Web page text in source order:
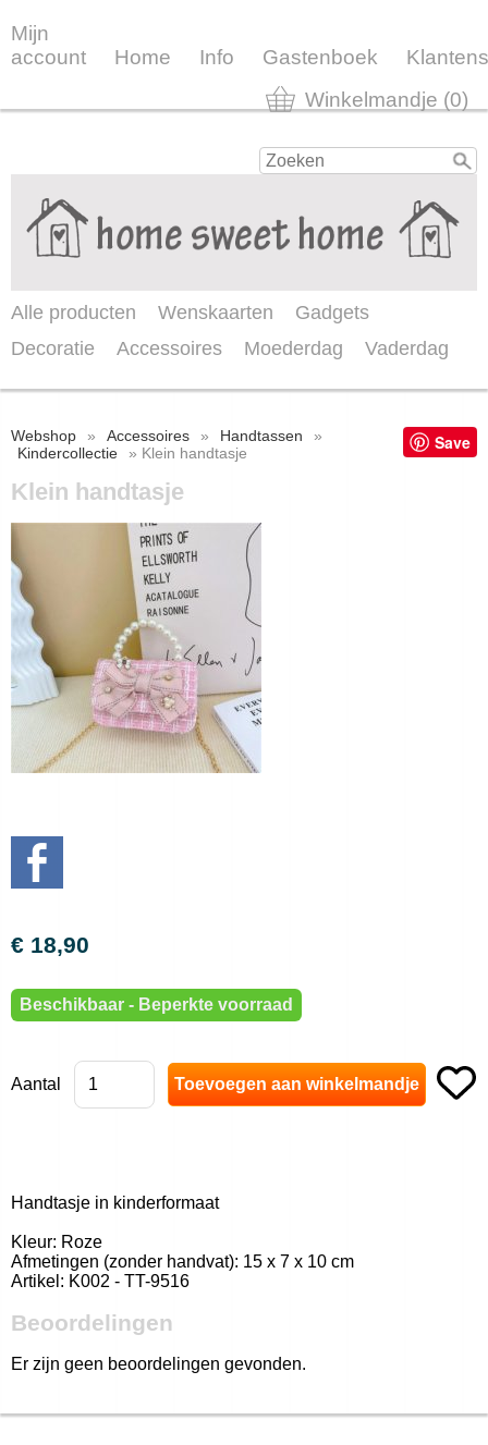
Mijn
account
Home Info Gastenboek
Winkelmandje (0)
Alle producten Wenskaarten
Gadgets
Decoratie
Accessoires Moederdag Vaderdag
Save
Webshop » Accessoires » Handtassen
»
Kindercollectie
» Klein handtasje
Klein handtasje
€ 18,90
Beschikbaar - Beperkte voorraad
Aantal
Handtasje in kinderformaat
Kleur: Roze
Afmetingen (zonder handvat): 15 x 7 x 10 cm
Artikel: K002 - TT-9516
Beoordelingen
Er zijn geen beoordelingen gevonden.